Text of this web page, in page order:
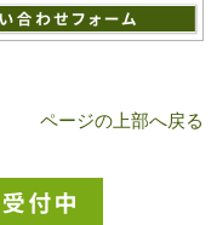
ページの上部へ戻る